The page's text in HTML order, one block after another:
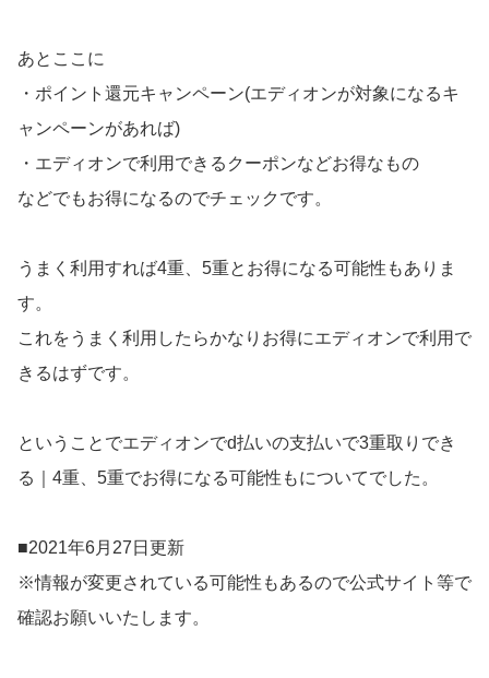
あとここに
・ポイント還元キャンペーン(エディオンが対象になるキ
ャンペーンがあれば)
・エディオンで利用できるクーポンなどお得なもの
などでもお得になるのでチェックです。
うまく利用すれば4重、5重とお得になる可能性もありま
す。
これをうまく利用したらかなりお得にエディオンで利用で
きるはずです。
ということでエディオンでd払いの支払いで3重取りでき
る｜4重、5重でお得になる可能性もについてでした。
■2021年6月27日更新
※情報が変更されている可能性もあるので公式サイト等で
確認お願いいたします。